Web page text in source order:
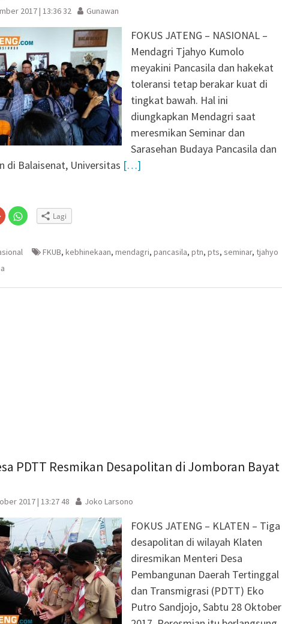
2017 | 13:36 32 Gunawan
FOKUS JATENG – NASIONAL –
Mendagri Tjahyo Kumolo
meyakini Pancasila dan hakekat
toleransi tetap berakar kuat di
tingkat bawah. Hal ini
diungkapkan Mendagri saat
meresmikan Seminar dan
Sarasehan Budaya Pancasila dan
di Balaisenat, Universitas […]
Klik
untuk
berbagi
(Membuka
di
yang
Klik
untuk
jendela
Lagi
FKUB, kebhinekaan, mendagri, pancasila, ptn, pts, seminar, tjahyo
PDTT Resmikan Desapolitan di Jomboran Bayat
2017 | 13:27 48 Joko Larsono
FOKUS JATENG – KLATEN – Tiga
desapolitan di wilayah Klaten
diresmikan Menteri Desa
Pembangunan Daerah Tertinggal
dan Transmigrasi (PDTT) Eko
Putro Sandjojo, Sabtu 28 Oktober